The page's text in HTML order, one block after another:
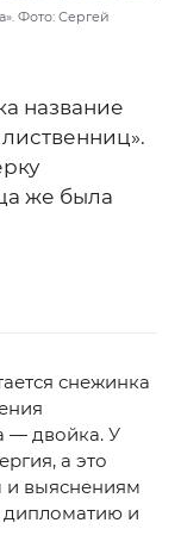
Фото: Сергей
название
же была
снежинка
— двойка. У
а это
и выяснениям
дипломатию и